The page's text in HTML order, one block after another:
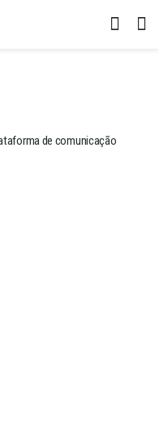
de comunicação